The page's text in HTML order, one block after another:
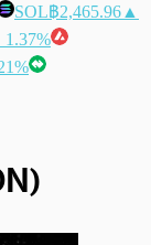
SOL฿2,465.96 ▲